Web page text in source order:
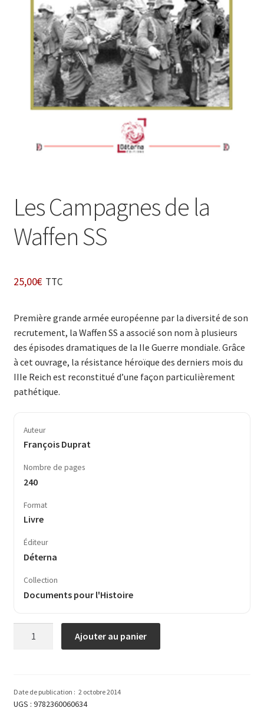
Login Customizer
Newsletter
Nous Contacter
Panier
Politique de confidentialité et cookies
Soutien à Philippe Randa
Les Campagnes de la
Waffen SS
25,00€ TTC
Première grande armée européenne par la diversité de son
recrutement, la Waffen SS a associé son nom à plusieurs
des épisodes dramatiques de la IIe Guerre mondiale. Grâce
à cet ouvrage, la résistance héroïque des derniers mois du
IIIe Reich est reconstitué d’une façon particulièrement
pathétique.
Auteur
François Duprat
Nombre de pages
240
Format
Livre
Éditeur
Déterna
Collection
Documents pour l'Histoire
de
la
Ajouter au panier
Date de publication : 2 octobre 2014
UGS : 9782360060634